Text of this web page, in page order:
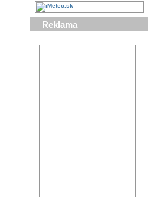
Reklama